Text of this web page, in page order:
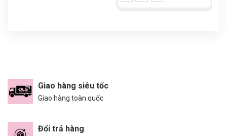
Giao hàng siêu tốc
Giao hàng toàn quốc
Đổi trả hàng